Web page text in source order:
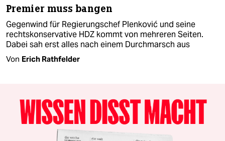
Premier muss bangen
Gegenwind für Regierungschef Plenković und seine
rechtskonservative HDZ kommt von mehreren Seiten.
Dabei sah erst alles nach einem Durchmarsch aus
Von Erich Rathfelder